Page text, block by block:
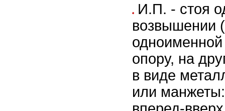
И.П. - стоя
возвышении
опору, на
в виде
или